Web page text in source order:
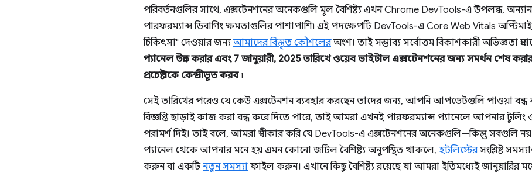
পরিবর্তনগুলির সাথে, এক্সটেনশনের অনেকগুলি মূল বৈশিষ্ট্য এখন Chrome DevTools-এ উপলব্ধ,
পারফরম্যান্স ডিবাগিং ক্ষমতাগুলির পাশাপাশি৷ এই পদক্ষেপটি DevTools-এ Core Web Vitals
চিকিৎসা" দেওয়ার জন্য আমাদের বিস্তৃত কৌশলেরঅংশ। তাই সম্ভাব্য সর্বোত্তম বিকাশকারী অভিজ্ঞতা
প্যানেল উন্নত করার এবং 7 জানুয়ারী, 2025 তারিখে ওয়েব ভাইটাল এক্সটেনশনের জন্য সমর্থন শেষ
প্রচেষ্টাকে কেন্দ্রীভূত করব৷
সেই তারিখের পরেও যে কেউ এক্সটেনশন ব্যবহার করছেন তাদের জন্য, আপনি আপডেটগুলি পাওয়া বন্ধ
বিজ্ঞপ্তি ছাড়াই কাজ করা বন্ধ করে দিতে পারে, তাই আমরা এখনই পারফরম্যান্স প্যানেলে আপনার টুলিং
পরামর্শ দিই। তাই বলে, আমরা স্বীকার করি যে DevTools-এ এক্সটেনশনের অনেকগুলি—কিন্তু সবগুলি
প্যানেল থেকে আপনার মনে হয় এমন কোনো জটিল বৈশিষ্ট্য অনুপস্থিত থাকলে, হটলিস্টেরসংশ্লিষ্ট
করুন বা একটিনতুন সমস্যা ফাইল করুন। এখানে কিছু বৈশিষ্ট্য রয়েছে যা আমরা ইতিমধ্যেই জানুয়ারির